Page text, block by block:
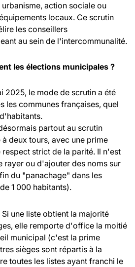
action sociale ou
locaux. Ce scrutin
les conseillers
au sein de l'intercommunalité.
les élections municipales ?
2025, le mode de scrutin a été
les communes françaises, quel
partout au scrutin
deux tours, avec une prime
strict de la parité. Il n'est
rayer ou d'ajouter des noms sur
du "panachage" dans les
1 000 habitants).
Si une liste obtient la majorité
elle remporte d'office la moitié
municipal (c'est la prime
sièges sont répartis à la
toutes les listes ayant franchi le